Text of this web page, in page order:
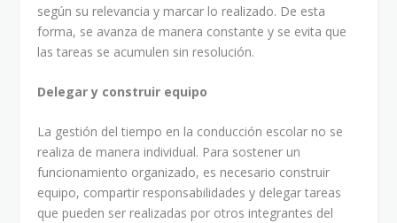
según su relevancia y marcar lo realizado. De esta
forma, se avanza de manera constante y se evita que
las tareas se acumulen sin resolución.
Delegar y construir equipo
La gestión del tiempo en la conducción escolar no se
realiza de manera individual. Para sostener un
funcionamiento organizado, es necesario construir
equipo, compartir responsabilidades y delegar tareas
que pueden ser realizadas por otros integrantes del